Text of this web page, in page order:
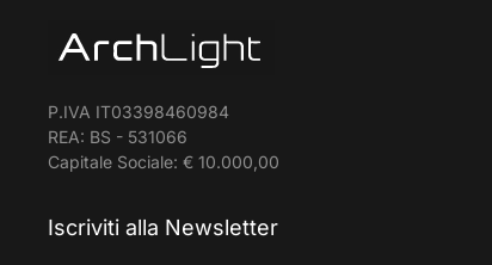
P.IVA IT03398460984
REA: BS - 531066
Capitale Sociale: € 10.000,00
Iscriviti alla Newsletter